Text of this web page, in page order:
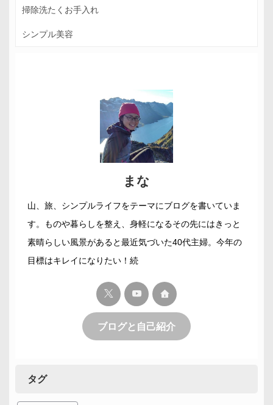
掃除洗たくお手入れ
シンプル美容
まな
山、旅、シンプルライフをテーマにブログを書いていま
す。ものや暮らしを整え、身軽になるその先にはきっと
素晴らしい風景があると最近気づいた40代主婦。今年の
目標はキレイになりたい！続
ブログと自己紹介
タグ